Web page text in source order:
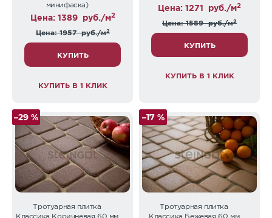
минифаска)
Цена: 1389 руб./м2
Цена: 1957руб./м2
КУПИТЬ
КУПИТЬ В 1 КЛИК
Цена: 1271 руб./м2
Цена: 1589руб./м2
КУПИТЬ
КУПИТЬ В 1 КЛИК
–29 %
Тротуарная плитка
Классика Коричневая 60 мм
–17 %
Тротуарная плитка
Классика Бежевая 60 мм